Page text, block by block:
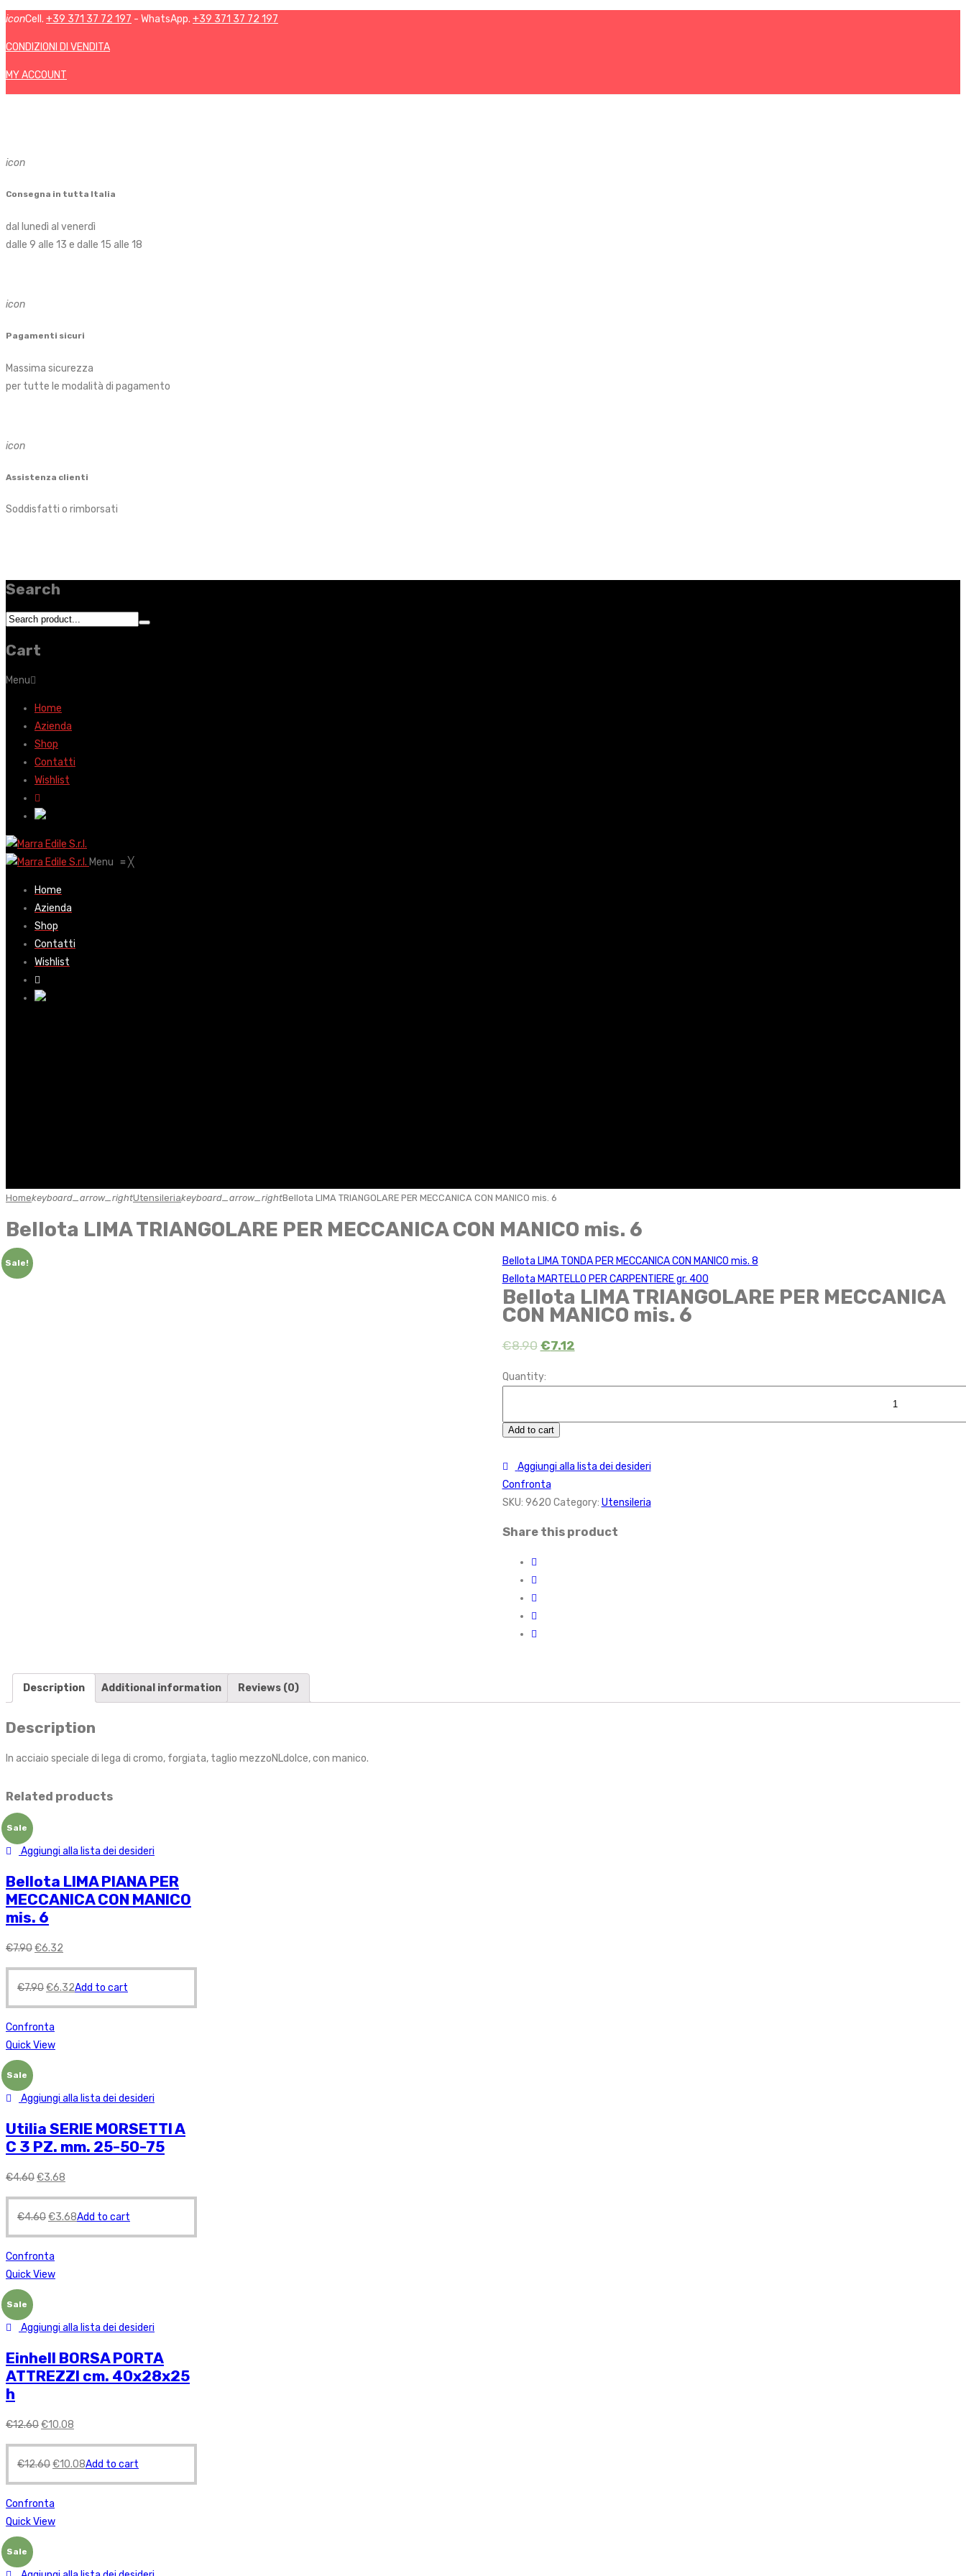
iconCell. +39 371 37 72 197 - WhatsApp. +39 371 37 72 197
CONDIZIONI DI VENDITA
MY ACCOUNT
icon
Consegna in tutta Italia
dal lunedì al venerdì
dalle 9 alle 13 e dalle 15 alle 18
icon
Pagamenti sicuri
Massima sicurezza
per tutte le modalità di pagamento
icon
Assistenza clienti
Soddisfatti o rimborsati
Search
Cart
Menu
Home
Azienda
Shop
Contatti
Wishlist
Menu ≡╳
Home
Azienda
Shop
Contatti
Wishlist
Homekeyboard_arrow_rightUtensileriakeyboard_arrow_rightBellota LIMA TRIANGOLARE PER MECCANICA CON MANICO mis. 6
Bellota LIMA TRIANGOLARE PER MECCANICA CON MANICO mis. 6
Sale!
Bellota LIMA TONDA PER MECCANICA CON MANICO mis. 8
Bellota MARTELLO PER CARPENTIERE gr. 400
Bellota LIMA TRIANGOLARE PER MECCANICA
CON MANICO mis. 6
€8.90 €7.12
Quantity:
Add to cart
Aggiungi alla lista dei desideri
Confronta
SKU: 9620 Category: Utensileria
Share this product
Description Additional information Reviews (0)
Description
In acciaio speciale di lega di cromo, forgiata, taglio mezzoNLdolce, con manico.
Related products
Sale
Aggiungi alla lista dei desideri
Bellota LIMA PIANA PER
MECCANICA CON MANICO
mis. 6
€7.90€6.32
€7.90€6.32Add to cart
Confronta
Quick View
Sale
Aggiungi alla lista dei desideri
Utilia SERIE MORSETTI A
C 3 PZ. mm. 25-50-75
€4.60€3.68
€4.60€3.68Add to cart
Confronta
Quick View
Sale
Aggiungi alla lista dei desideri
Einhell BORSA PORTA
ATTREZZI cm. 40x28x25
h
€12.60€10.08
€12.60€10.08Add to cart
Confronta
Quick View
Sale